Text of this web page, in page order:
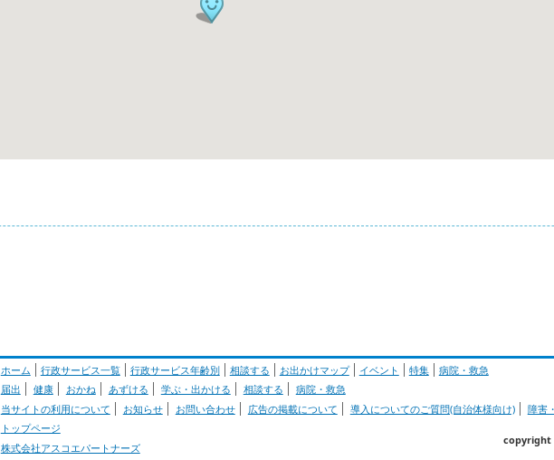
ホーム 行政サービス一覧 行政サービス年齢別 相談する お出かけマップ イベント 特集
病院・救急
届出 健康 おかね あずける 学ぶ・出かける 相談する
病院・救急
当サイトの利用について お知らせ お問い合わせ 広告の掲載について 導入についてのご質問(自治体様向け)
障害
トップページ
株式会社アスコエパートナーズ
copyright